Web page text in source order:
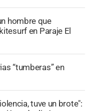
hombre que
en Paraje El
“tumberas” en
tuve un brote":